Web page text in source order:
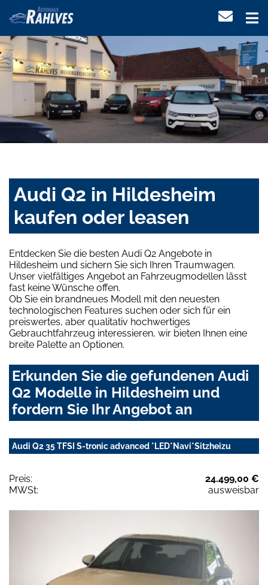
Audi Q2 in Hildesheim
kaufen oder leasen
Entdecken Sie die besten Audi Q2 Angebote in
Hildesheim und sichern Sie sich Ihren Traumwagen.
Unser vielfältiges Angebot an Fahrzeugmodellen lässt
fast keine Wünsche offen.
Ob Sie ein brandneues Modell mit den neuesten
technologischen Features suchen oder sich für ein
preiswertes, aber qualitativ hochwertiges
Gebrauchtfahrzeug interessieren, wir bieten Ihnen eine
breite Palette an Optionen.
Erkunden Sie die gefundenen Audi
Q2 Modelle in Hildesheim und
fordern Sie Ihr Angebot an
Audi Q2 35 TFSI S-tronic advanced *LED*Navi*Sitzheizu
Preis:
24.499,00 €
MWSt:
ausweisbar